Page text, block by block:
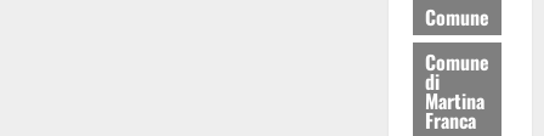
Comune
Comune
di
Martina
Franca